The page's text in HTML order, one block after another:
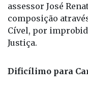
assessor José
composição
Cível, por
Justiça.
Dificílimo para